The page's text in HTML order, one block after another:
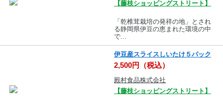
【藤枝ショッピングストリート】
「乾椎茸栽培の発祥の地」とされ
る静岡県伊豆の恵まれた環境の中
で...
伊豆産スライスしいたけ５パック
2,500円（税込）
殿村食品株式会社
【藤枝ショッピングストリート】